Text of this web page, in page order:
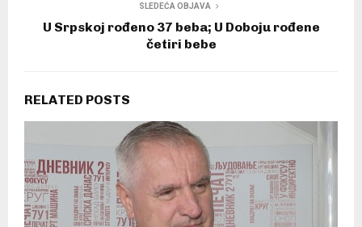
SLEDEĆA OBJAVA
U Srpskoj rođeno 37 beba; U Doboju rođene
četiri bebe
RELATED POSTS